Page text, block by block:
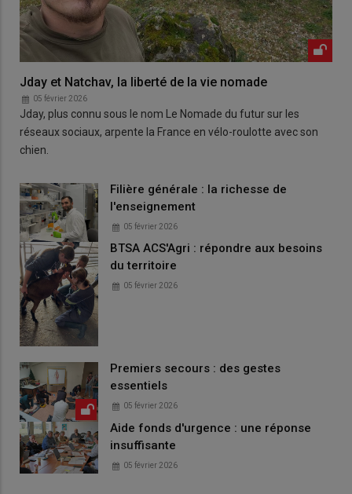
Jday et Natchav, la liberté de la vie nomade
05 février 2026
Jday, plus connu sous le nom Le Nomade du futur sur les
réseaux sociaux, arpente la France en vélo-roulotte avec son
chien.
Filière générale : la richesse de
l'enseignement
05 février 2026
BTSA ACS'Agri : répondre aux besoins
du territoire
05 février 2026
Premiers secours : des gestes
essentiels
05 février 2026
Aide fonds d'urgence : une réponse
insuffisante
05 février 2026